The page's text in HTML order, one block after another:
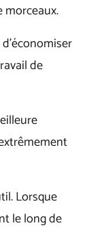
morceaux.
de
Lorsque
le long de